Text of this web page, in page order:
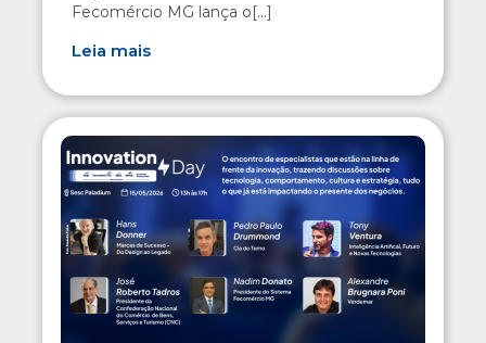
Fecomércio MG lança o[...]
Leia mais